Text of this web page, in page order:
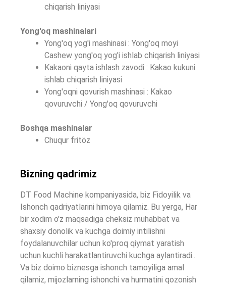
chiqarish liniyasi
Yong'oq mashinalari
Yong'oq yog'i mashinasi : Yong'oq moyi
Cashew yong'oq yog'i ishlab chiqarish liniyasi
Kakaoni qayta ishlash zavodi : Kakao kukuni
ishlab chiqarish liniyasi
Yong'oqni qovurish mashinasi : Kakao
qovuruvchi / Yong'oq qovuruvchi
Boshqa mashinalar
Chuqur fritöz
Bizning qadrimiz
DT Food Machine kompaniyasida, biz Fidoyilik va
Ishonch qadriyatlarini himoya qilamiz. Bu yerga, Har
bir xodim o'z maqsadiga cheksiz muhabbat va
shaxsiy donolik va kuchga doimiy intilishni
foydalanuvchilar uchun ko'proq qiymat yaratish
uchun kuchli harakatlantiruvchi kuchga aylantiradi..
Va biz doimo biznesga ishonch tamoyiliga amal
qilamiz, mijozlarning ishonchi va hurmatini qozonish